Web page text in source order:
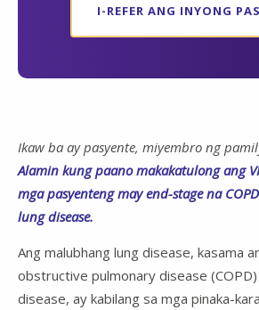
I-REFER ANG INYONG
Ikaw ba ay pasyente, miyembro ng
Alamin kung paano makakatulong ang
mga pasyenteng may end-stage na
lung disease.
Ang malubhang lung disease, kasama
obstructive pulmonary disease
disease, ay kabilang sa mga pinaka-